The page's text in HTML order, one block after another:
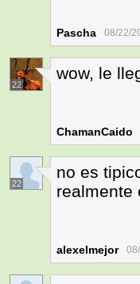
Pascha 08/22/
22
wow, le
ChamanCaido
22
no es
realmente
alexelmejor